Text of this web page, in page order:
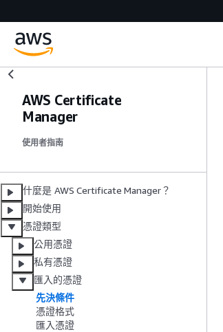
AWS Certificate
Manager
使用者指南
什麼是 AWS Certificate Manager？
開始使用
憑證類型
公用憑證
私有憑證
匯入的憑證
先決條件
憑證格式
匯入憑證